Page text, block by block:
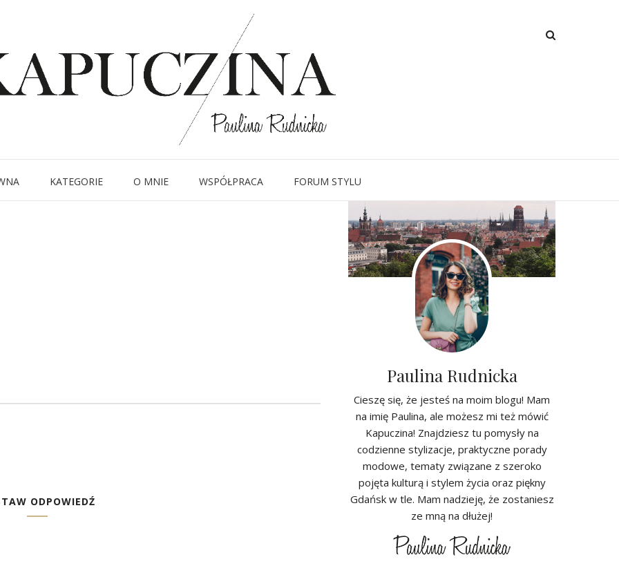
KATEGORIE O MNIE WSPÓŁPRACA FORUM STYLU
IMG_5809
Written byKapuczina in
ODPOWIEDŹ
Paulina Rudnicka
Cieszę się, że jesteś na moim blogu! Mam
na imię Paulina, ale możesz mi też mówić
Kapuczina! Znajdziesz tu pomysły na
codzienne stylizacje, praktyczne porady
modowe, tematy związane z szeroko
pojęta kulturą i stylem życia oraz piękny
Gdańsk w tle. Mam nadzieję, że zostaniesz
ze mną na dłużej!